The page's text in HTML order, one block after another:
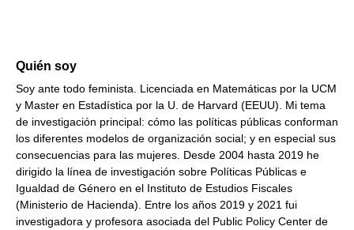
Quién soy
Soy ante todo feminista. Licenciada en Matemáticas por la UCM
y Master en Estadística por la U. de Harvard (EEUU). Mi tema
de investigación principal: cómo las políticas públicas conforman
los diferentes modelos de organización social; y en especial sus
consecuencias para las mujeres. Desde 2004 hasta 2019 he
dirigido la línea de investigación sobre Políticas Públicas e
Igualdad de Género en el Instituto de Estudios Fiscales
(Ministerio de Hacienda). Entre los años 2019 y 2021 fui
investigadora y profesora asociada del Public Policy Center de